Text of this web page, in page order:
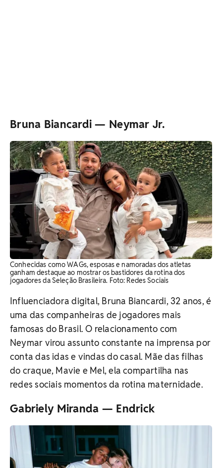
Bruna Biancardi — Neymar Jr.
Conhecidas como WAGs, esposas e namoradas dos atletas
ganham destaque ao mostrar os bastidores da rotina dos
jogadores da Seleção Brasileira. ​Foto: Redes Sociais
Influenciadora digital, Bruna Biancardi, 32 anos, é
uma das companheiras de jogadores mais
famosas do Brasil. O relacionamento com
Neymar virou assunto constante na imprensa por
conta das idas e vindas do casal. Mãe das filhas
do craque, Mavie e Mel, ela compartilha nas
redes sociais momentos da rotina maternidade.
Gabriely Miranda — Endrick